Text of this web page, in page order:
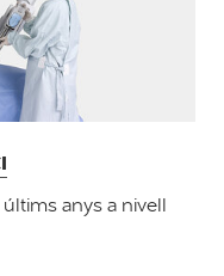
anys a nivell